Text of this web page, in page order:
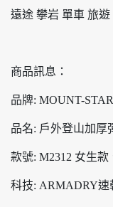
遠途 攀岩 單車 旅遊
商品訊息：
品牌: MOUNT-
品名: 戶外登山加厚
款號: M2312 女生
科技: ARMADRY速